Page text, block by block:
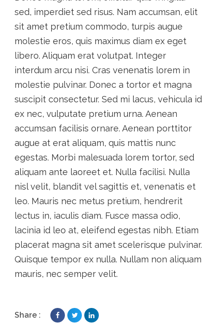
sed, imperdiet sed risus. Nam accumsan, elit
sit amet pretium commodo, turpis augue
molestie eros, quis maximus diam ex eget
libero. Aliquam erat volutpat. Integer
interdum arcu nisi. Cras venenatis lorem in
molestie pulvinar. Donec a tortor et magna
suscipit consectetur. Sed mi lacus, vehicula id
ex nec, vulputate pretium urna. Aenean
accumsan facilisis ornare. Aenean porttitor
augue at erat aliquam, quis mattis nunc
egestas. Morbi malesuada lorem tortor, sed
aliquam ante laoreet et. Nulla facilisi. Nulla
nisl velit, blandit vel sagittis et, venenatis et
leo. Mauris nec metus pretium, hendrerit
lectus in, iaculis diam. Fusce massa odio,
lacinia id leo at, eleifend egestas nibh. Etiam
placerat magna sit amet scelerisque pulvinar.
Quisque tempor ex nulla. Nullam non aliquam
mauris, nec semper velit.
Share :